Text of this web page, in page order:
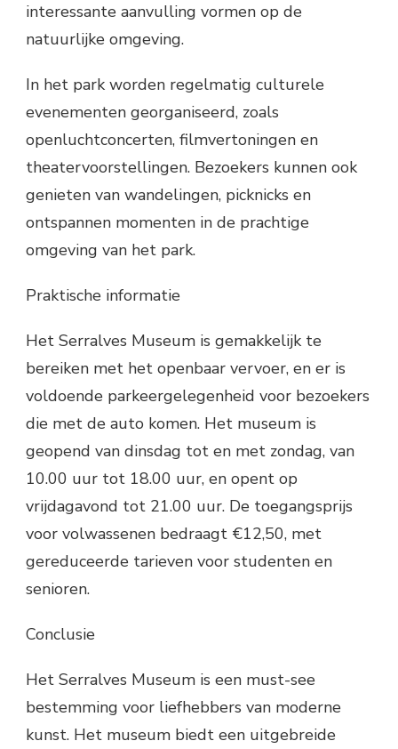
interessante aanvulling vormen op de
natuurlijke omgeving.
In het park worden regelmatig culturele
evenementen georganiseerd, zoals
openluchtconcerten, filmvertoningen en
theatervoorstellingen. Bezoekers kunnen ook
genieten van wandelingen, picknicks en
ontspannen momenten in de prachtige
omgeving van het park.
Praktische informatie
Het Serralves Museum is gemakkelijk te
bereiken met het openbaar vervoer, en er is
voldoende parkeergelegenheid voor bezoekers
die met de auto komen. Het museum is
geopend van dinsdag tot en met zondag, van
10.00 uur tot 18.00 uur, en opent op
vrijdagavond tot 21.00 uur. De toegangsprijs
voor volwassenen bedraagt €12,50, met
gereduceerde tarieven voor studenten en
senioren.
Conclusie
Het Serralves Museum is een must-see
bestemming voor liefhebbers van moderne
kunst. Het museum biedt een uitgebreide